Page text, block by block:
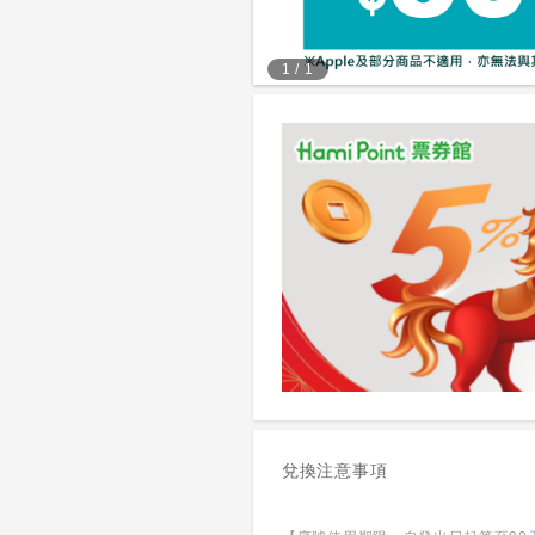
1 / 1
兌換注意事項